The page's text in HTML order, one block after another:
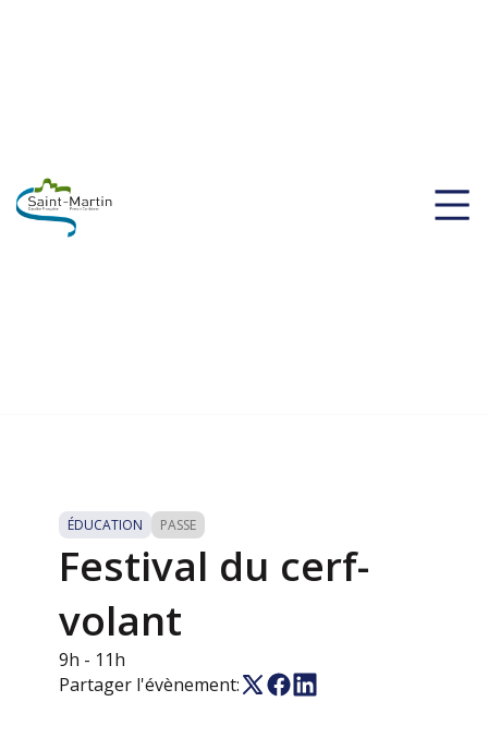
ÉDUCATION PASSE
Festival du cerf-
volant
9h - 11h
Partager l'évènement: